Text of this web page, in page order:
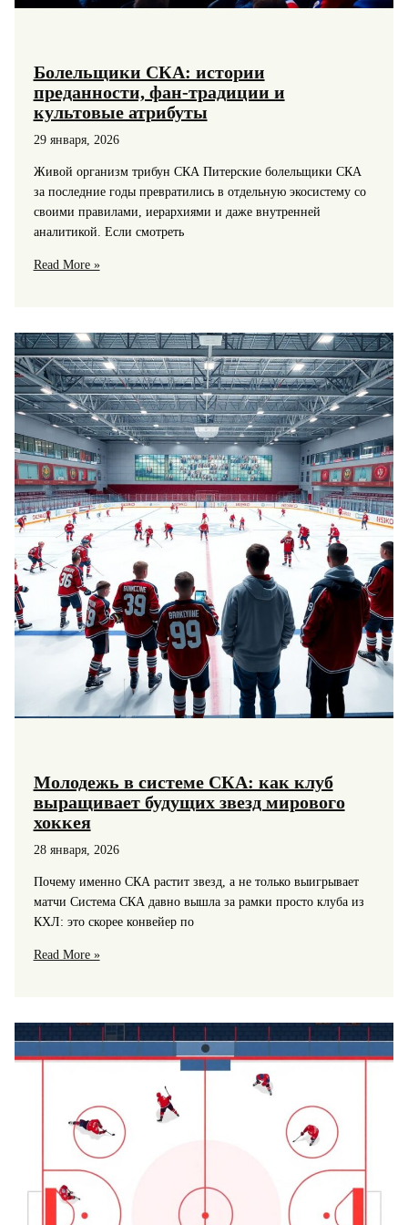
Болельщики СКА: истории
преданности, фан-традиции и
культовые атрибуты
29 января, 2026
Живой организм трибун СКА Питерские болельщики СКА
за последние годы превратились в отдельную экосистему со
своими правилами, иерархиями и даже внутренней
аналитикой. Если смотреть
Болельщики
фан-
традиции
и
культовые
атрибуты
Read More »
Молодежь в системе СКА: как клуб
выращивает будущих звезд мирового
хоккея
28 января, 2026
Почему именно СКА растит звезд, а не только выигрывает
матчи Система СКА давно вышла за рамки просто клуба из
КХЛ: это скорее конвейер по
Молодежь
клуб
мирового
Read More »